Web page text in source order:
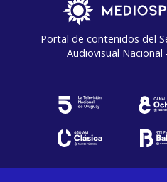
Portal de contenidos del
Audiovisual Nacional